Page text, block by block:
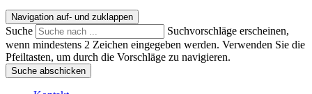
Navigation auf- und zuklappen
Suche
Suchvorschläge erscheinen,
wenn mindestens 2 Zeichen eingegeben werden. Verwenden Sie die
Pfeiltasten, um durch die Vorschläge zu navigieren.
Suche abschicken